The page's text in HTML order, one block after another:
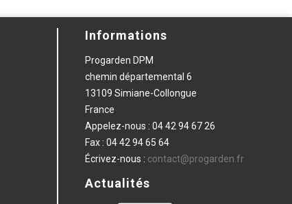
Informations
Progarden DPM
chemin départemental 6
13109 Simiane-Collongue
France
Appelez-nous : 04 42 94 67 26
Fax : 04 42 94 65 64
Écrivez-nous : contact@progarden.fr
Actualités